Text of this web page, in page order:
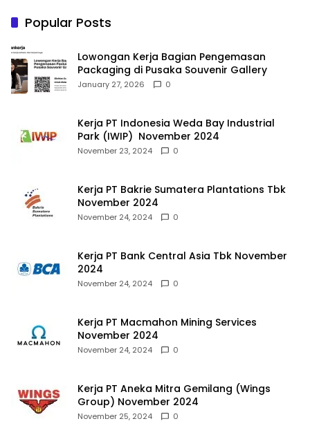
Popular Posts
Lowongan Kerja Bagian Pengemasan
Packaging di Pusaka Souvenir Gallery
January 27, 2026 0
Kerja PT Indonesia Weda Bay Industrial
Park (IWIP) November 2024
November 23, 2024 0
Kerja PT Bakrie Sumatera Plantations Tbk
November 2024
November 24, 2024 0
Kerja PT Bank Central Asia Tbk November
2024
November 24, 2024 0
Kerja PT Macmahon Mining Services
November 2024
November 24, 2024 0
Kerja PT Aneka Mitra Gemilang (Wings
Group) November 2024
November 25, 2024 0